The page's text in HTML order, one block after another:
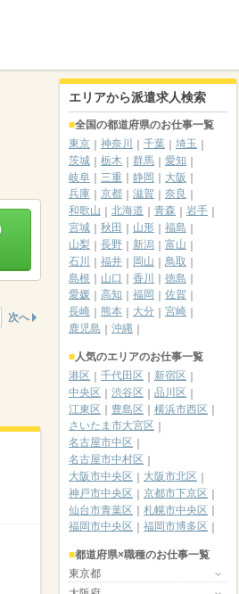
次へ
エリアから派遣求人検索
全国の都道府県のお仕事一覧
東京
神奈川 千葉
埼玉
茨城
栃木 群馬
愛知
岐阜
三重 静岡
大阪
兵庫
京都 滋賀
奈良
和歌山
北海道 青森
岩手
宮城
秋田 山形
福島
山梨
長野 新潟
富山
石川
福井 岡山
鳥取
島根
山口 香川
徳島
愛媛
高知 福岡
佐賀
長崎
熊本 大分
宮崎
鹿児島
沖縄
人気のエリアのお仕事一覧
港区
千代田区
新宿区
中央区
渋谷区
品川区
江東区
豊島区
横浜市西区
さいたま市大宮区
名古屋市中区
名古屋市中村区
大阪市中央区
大阪市北区
神戸市中央区
京都市下京区
仙台市青葉区
札幌市中央区
福岡市中央区
福岡市博多区
都道府県×職種のお仕事一覧
東京都